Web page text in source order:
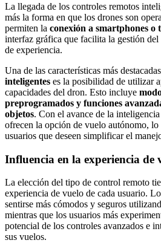
La llegada de los controles remotos
más la forma en que los drones son
permiten la conexión a smartphones o
interfaz gráfica que facilita la gestión
de experiencia.
Una de las características más
inteligentes es la posibilidad de utilizar
capacidades del dron. Esto incluye
preprogramados y funciones
objetos. Con el avance de la
ofrecen la opción de vuelo autónomo, lo
usuarios que deseen simplificar el
Influencia en la experiencia de
La elección del tipo de control remoto
experiencia de vuelo de cada usuario.
sentirse más cómodos y seguros
mientras que los usuarios más
potencial de los controles avanzados e
sus vuelos.